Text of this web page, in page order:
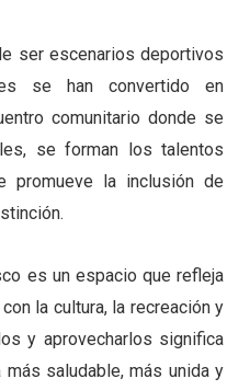
ser escenarios deportivos
se han convertido en
comunitario donde se
se forman los talentos
la inclusión de
es un espacio que refleja
la cultura, la recreación y
y aprovecharlos significa
más saludable, más unida y